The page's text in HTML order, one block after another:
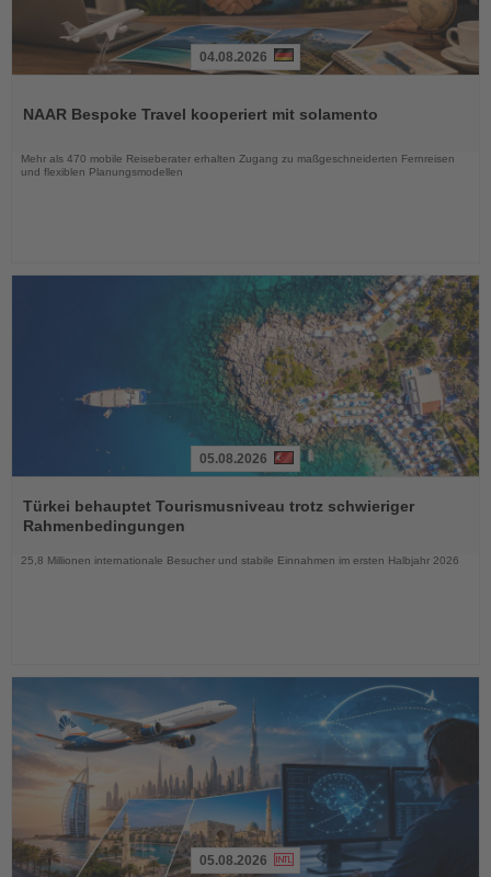
die
04.08.2026
NAAR Bespoke Travel kooperiert mit solamento
Mehr als 470 mobile Reiseberater erhalten Zugang zu maßgeschneiderten Fernreisen
und flexiblen Planungsmodellen
Sie
die
05.08.2026
Türkei behauptet Tourismusniveau trotz schwieriger
Rahmenbedingungen
25,8 Millionen internationale Besucher und stabile Einnahmen im ersten Halbjahr 2026
05.08.2026